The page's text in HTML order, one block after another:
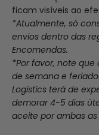
ficam visíveis ao
*Atualmente, só
envios dentro das
Encomendas.
*Por favor, note
de semana e
Logistics terá de
demorar 4-5 dias
aceite por ambas